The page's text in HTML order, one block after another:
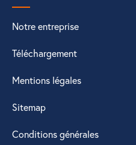
Notre entreprise
Téléchargement
Mentions légales
Sitemap
Conditions générales